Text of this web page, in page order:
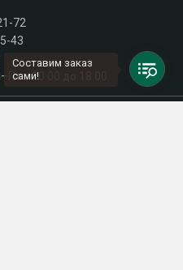
72
43
с 10:00 до 18:00
Составим заказ
сами!